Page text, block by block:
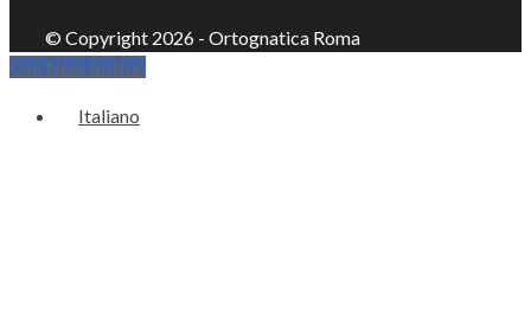
© Copyright 2026 - Ortognatica Roma
Call Now Button
Italiano